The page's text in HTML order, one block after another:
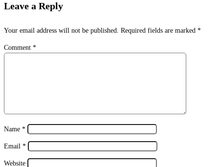
Leave a Reply
Your email address will not be published. Required fields are marked *
Comment *
Name *
Email *
Website